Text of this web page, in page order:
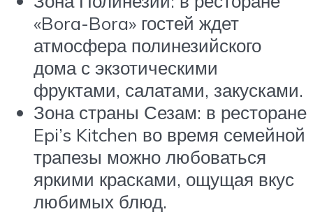
«Bora-Bora» гостей ждет
атмосфера полинезийского
дома с экзотическими
фруктами, салатами, закусками.
Зона страны Сезам: в ресторане
Epi’s Kitchen во время семейной
трапезы можно любоваться
яркими красками, ощущая вкус
любимых блюд.